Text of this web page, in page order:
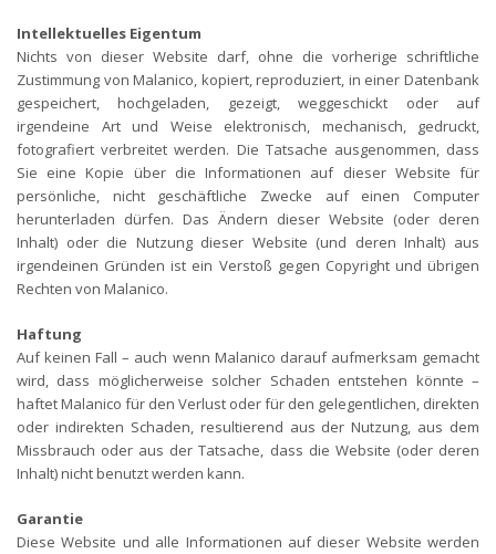
Intellektuelles Eigentum
Nichts von dieser Website darf, ohne die vorherige schriftliche
Zustimmung von Malanico, kopiert, reproduziert, in einer Datenbank
gespeichert, hochgeladen, gezeigt, weggeschickt oder auf
irgendeine Art und Weise elektronisch, mechanisch, gedruckt,
fotografiert verbreitet werden. Die Tatsache ausgenommen, dass
Sie eine Kopie über die Informationen auf dieser Website für
persönliche, nicht geschäftliche Zwecke auf einen Computer
herunterladen dürfen. Das Ändern dieser Website (oder deren
Inhalt) oder die Nutzung dieser Website (und deren Inhalt) aus
irgendeinen Gründen ist ein Verstoß gegen Copyright und übrigen
Rechten von Malanico.
Haftung
Auf keinen Fall – auch wenn Malanico darauf aufmerksam gemacht
wird, dass möglicherweise solcher Schaden entstehen könnte –
haftet Malanico für den Verlust oder für den gelegentlichen, direkten
oder indirekten Schaden, resultierend aus der Nutzung, aus dem
Missbrauch oder aus der Tatsache, dass die Website (oder deren
Inhalt) nicht benutzt werden kann.
Garantie
Diese Website und alle Informationen auf dieser Website werden